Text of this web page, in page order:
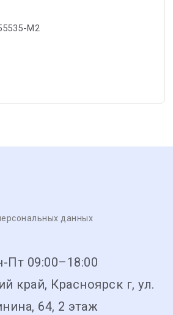
M2
данных
Пт 09:00–18:00
край, Красноярск г, ул.
64, 2 этаж